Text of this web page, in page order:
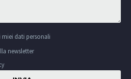
dati personali
newsletter